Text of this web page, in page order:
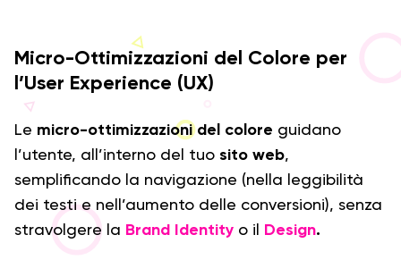
Micro-Ottimizzazioni del Colore per
l’User Experience (UX)
Le micro-ottimizzazioni del colore guidano
l’utente, all’interno del tuo sito web,
semplificando la navigazione (nella leggibilità
dei testi e nell’aumento delle conversioni), senza
stravolgere la Brand Identity o il Design.